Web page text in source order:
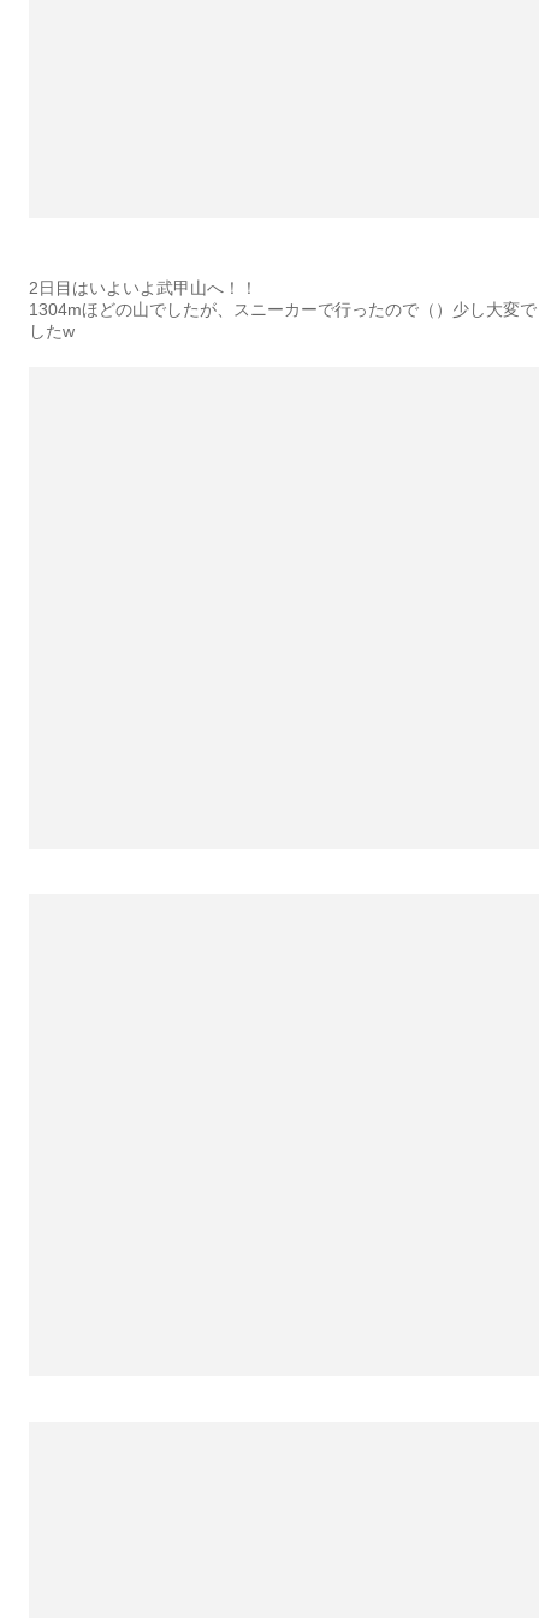
2日目はいよいよ武甲山へ！！
1304mほどの山でしたが、スニーカーで行ったので（）少し大変で
したw